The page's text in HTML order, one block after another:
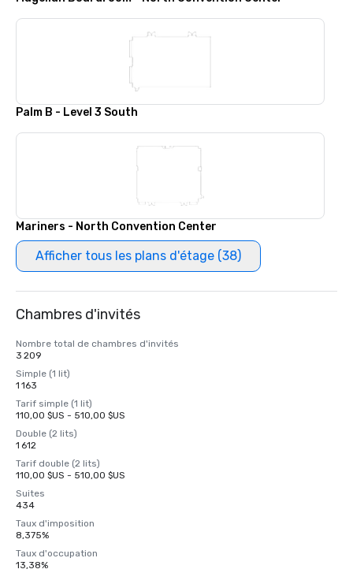
Palm B - Level 3 South
Mariners - North Convention Center
Afficher tous les plans d'étage (38)
Chambres d'invités
Nombre total de chambres d'invités
3 209
Simple (1 lit)
1 163
Tarif simple (1 lit)
110,00 $US - 510,00 $US
Double (2 lits)
1 612
Tarif double (2 lits)
110,00 $US - 510,00 $US
Suites
434
Taux d'imposition
8,375%
Taux d'occupation
13,38%